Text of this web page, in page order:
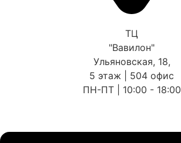
ТЦ
"Вавилон"
Ульяновская, 18,
5 этаж | 504 офис
ПН-ПТ | 10:00 - 18:00